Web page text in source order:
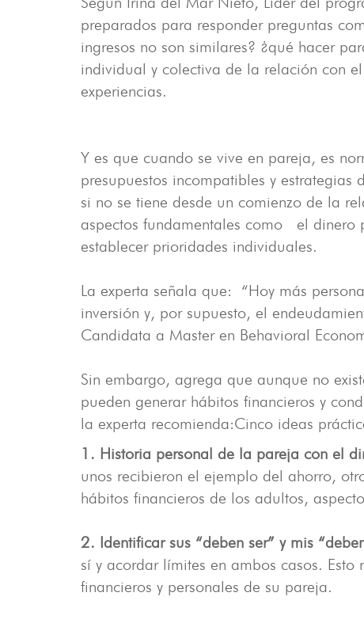
Según Irina del Mar Nieto, Líder del
preparados para responder preguntas
ingresos no son similares? ¿qué hacer
individual y colectiva de la relación con
experiencias.
Y es que cuando se vive en pareja, es
presupuestos incompatibles y
si no se tiene desde un comienzo de la
aspectos fundamentales como el dinero
establecer prioridades individuales.
La experta señala que: “Hoy más
inversión y, por supuesto, el
Candidata a Master en Behavioral
Sin embargo, agrega que aunque no
pueden generar hábitos financieros y
la experta recomienda:Cinco ideas
1. Historia personal de la pareja con el
unos recibieron el ejemplo del ahorro,
hábitos financieros de los adultos,
2. Identificar sus “deben ser” y mis
sí y acordar límites en ambos casos.
financieros y personales de su pareja.